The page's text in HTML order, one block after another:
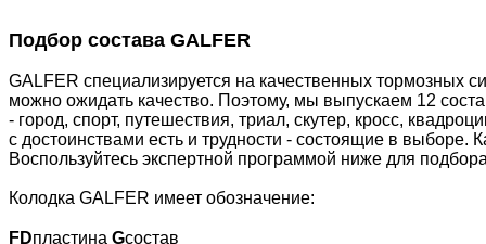
Подбор состава GALFER
GALFER специализируется на качественных тормозных
можно ожидать качество. Поэтому, мы выпускаем 12
- город, спорт, путешествия, триал, скутер, кросс,
с достоинствами есть и трудности - состоящие в выборе.
Воспользуйтесь экспертной программой ниже для
Колодка GALFER имеет обозначение:
FDпластина Gсостав